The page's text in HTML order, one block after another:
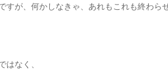
すが、何かしなきゃ、あれもこれも終わら
はなく、